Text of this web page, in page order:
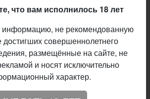
Br 6,80
Br 10,20
Ale
что вам исполнилось 18 лет
информацию, не рекомендованную
достигших совершеннолетнего
размещённые на сайте, не
и носят исключительно
характер.